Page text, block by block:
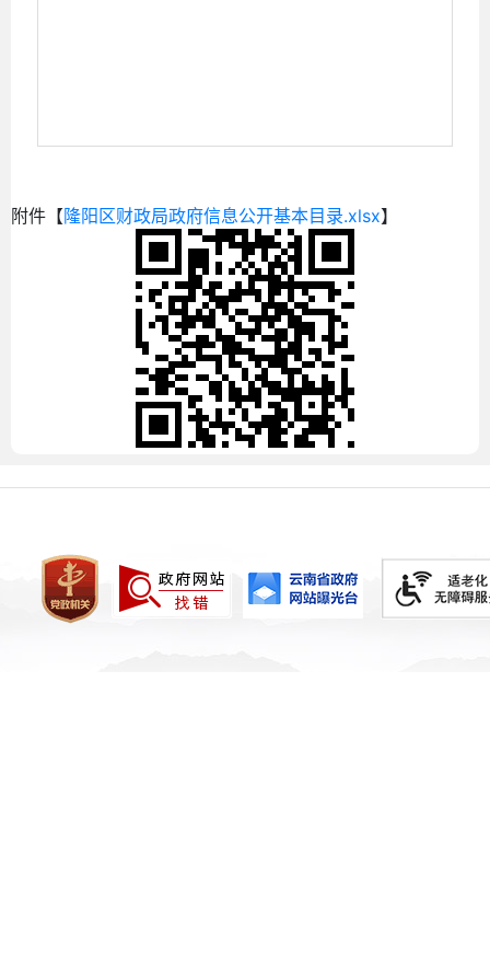
附件【隆阳区财政局政府信息公开基本目录.xlsx】